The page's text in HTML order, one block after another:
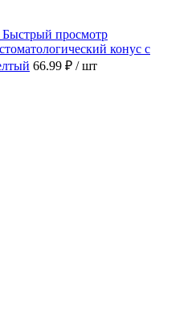
Быстрый просмотр
конус с
66.99 ₽ / шт